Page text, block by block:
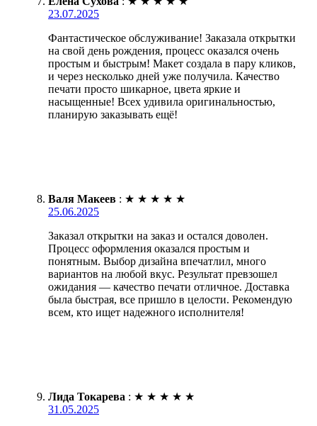
23.07.2025
Фантастическое обслуживание! Заказала открытки
на свой день рождения, процесс оказался очень
простым и быстрым! Макет создала в пару кликов,
и через несколько дней уже получила. Качество
печати просто шикарное, цвета яркие и
насыщенные! Всех удивила оригинальностью,
планирую заказывать ещё!
Валя Макеев : ★ ★ ★ ★ ★
25.06.2025
Заказал открытки на заказ и остался доволен.
Процесс оформления оказался простым и
понятным. Выбор дизайна впечатлил, много
вариантов на любой вкус. Результат превзошел
ожидания — качество печати отличное. Доставка
была быстрая, все пришло в целости. Рекомендую
всем, кто ищет надежного исполнителя!
Лида Токарева : ★ ★ ★ ★ ★
31.05.2025